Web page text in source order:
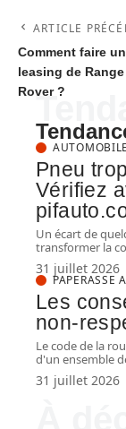
ARTICLE
Comment faire un
leasing de Range
Rover ?
AUTOMOBILE
Pneu
Vérifiez
Un écart de
transformer la
31 juillet 2026
PAPERASSE
Les
non-
Le code de la
d'un ensemble
31 juillet 2026